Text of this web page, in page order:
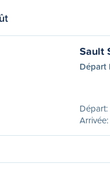
Sault
Départ
Départ:
Arrivée: